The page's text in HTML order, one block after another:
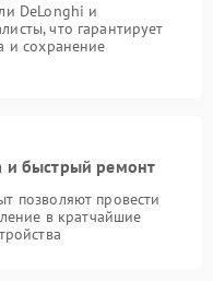
DeLonghi и
что гарантирует
и сохранение
и быстрый ремонт
позволяют провести
в кратчайшие